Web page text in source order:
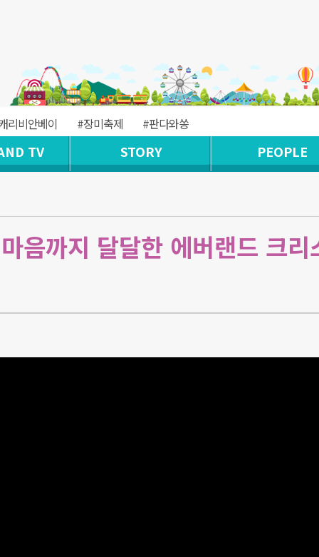
리비안베이 #장미축제 #판다와쏭
TV STORY PEOPLE
음까지 달달한 에버랜드 크리